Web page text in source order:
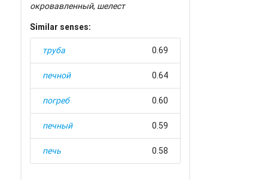
окровавленный, шелест
Similar senses:
труба 0.69
печной 0.64
погреб 0.60
печный 0.59
печь 0.58